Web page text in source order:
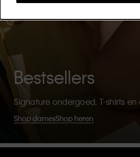
Bestsellers
Signature ondergoed, T-shirts en
Shop damesShop heren